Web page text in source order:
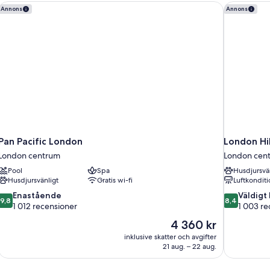
Annons
Pacific London
centrum
Pool
Spa
Husdjursvänligt
Gratis wi-fi
9,8 Enastående
1 012 recensioner
Priset
är
4 360 kr
4 360 kr
inklusive skatter och avgifter
21 aug. – 22 aug.
Pacific London Annons
London
London
8.4
av
1 003
8,4Väldigt
1 003
London